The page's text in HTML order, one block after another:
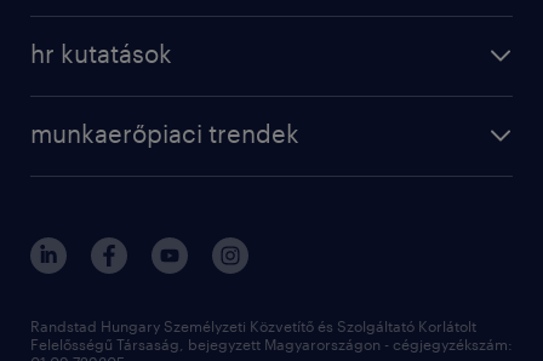
karrier tippek
kapcsolat
operational
kapcsolat
hr kutatások
employer brand research
munkaerőpiaci trendek
hr kutatások
kiválasztás
megtartás
Randstad Hungary Személyzeti Közvetítő és Szolgáltató Korlátolt
Felelősségű Társaság, bejegyzett Magyarországon - cégjegyzékszám: